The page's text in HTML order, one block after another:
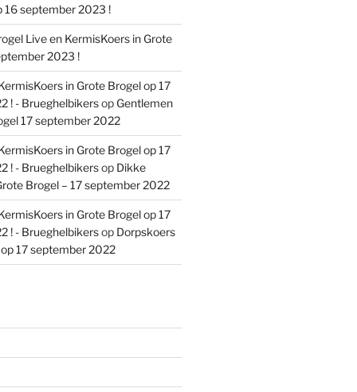
16 september 2023 !
Live en KermisKoers in Grote
2023 !
in Grote Brogel op 17
! - Brueghelbikersop Gentlemen
17 september 2022
in Grote Brogel op 17
! - Brueghelbikersop Dikke
Brogel – 17 september 2022
in Grote Brogel op 17
! - Brueghelbikersop Dorpskoers
17 september 2022